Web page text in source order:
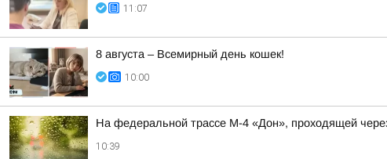
11:07
8 августа – Всемирный день кошек!
10:00
На федеральной трассе М-4 «Дон», проходящей
10:39